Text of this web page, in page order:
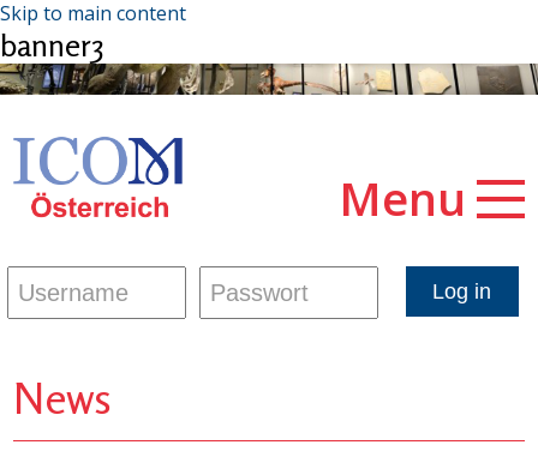
Skip to main content
banner3
Menu
News